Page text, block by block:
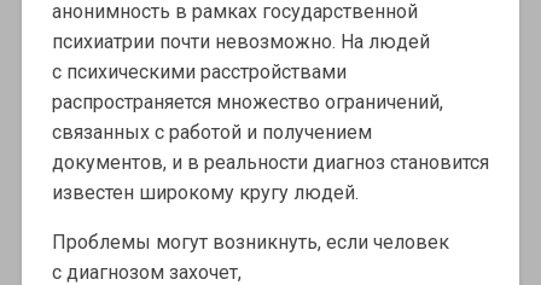
анонимность в рамках государственной
психиатрии почти невозможно. На людей
с психическими расстройствами
распространяется множество ограничений,
связанных с работой и получением
документов, и в реальности диагноз становится
известен широкому кругу людей.
Проблемы могут возникнуть, если человек
с диагнозом захочет,